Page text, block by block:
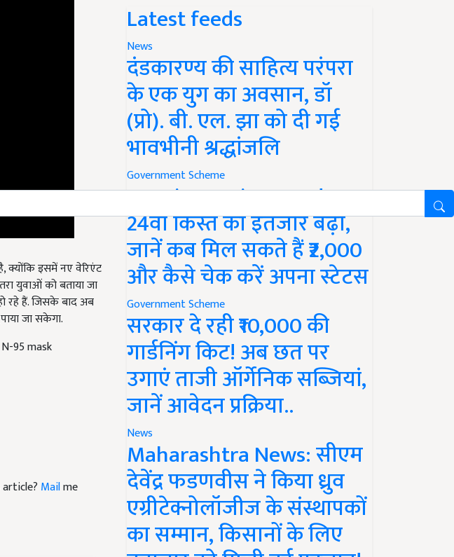
युवाओं को बताया जा
रहे हैं. जिसके बाद अब
जा सकेगा.
mask
Latest feeds
News
दंडकारण्य की साहित्य परंपरा
के एक युग का अवसान, डॉ
(प्रो). बी. एल. झा को दी गई
भावभीनी श्रद्धांजलि
Government Scheme
PM Kisan Yojana Update:
24वीं किस्त का इंतजार बढ़ा,
जानें कब मिल सकते हैं ₹2,000
और कैसे चेक करें अपना स्टेटस
Government Scheme
सरकार दे रही ₹10,000 की
गार्डनिंग किट! अब छत पर
उगाएं ताजी ऑर्गेनिक सब्जियां,
जानें आवेदन प्रक्रिया..
News
Maharashtra News: सीएम
देवेंद्र फडणवीस ने किया ध्रुव
एग्रीटेक्नोलॉजीज के संस्थापकों
का सम्मान, किसानों के लिए